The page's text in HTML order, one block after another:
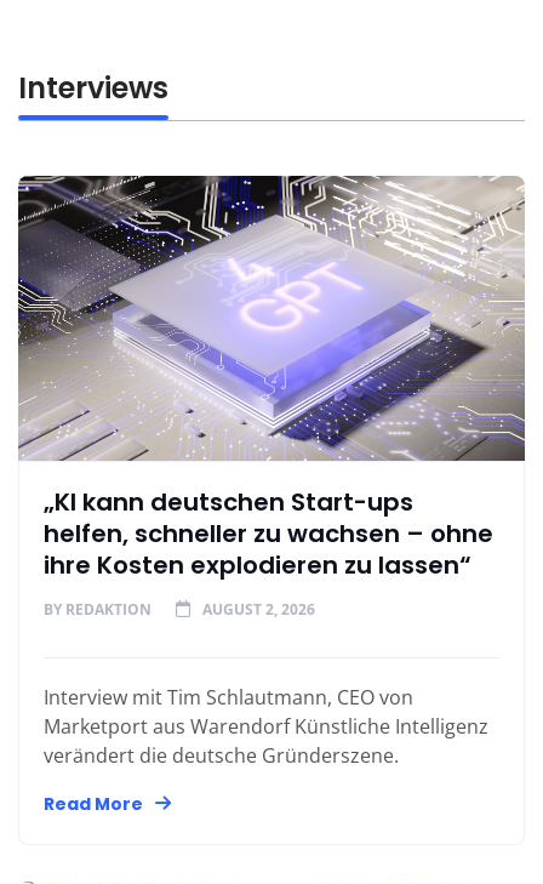
Interviews
„KI kann deutschen Start-ups
helfen, schneller zu wachsen – ohne
ihre Kosten explodieren zu lassen“
BY REDAKTION AUGUST 2, 2026
Interview mit Tim Schlautmann, CEO von
Marketport aus Warendorf Künstliche Intelligenz
verändert die deutsche Gründerszene.
Read More